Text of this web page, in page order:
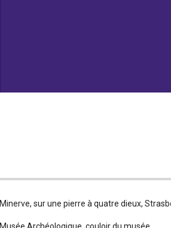
Minerve, sur une pierre à quatre dieux,